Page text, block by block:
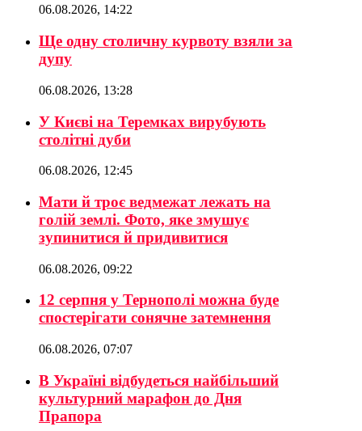
06.08.2026, 14:22
Ще одну столичну курвоту взяли за
дупу
06.08.2026, 13:28
У Києві на Теремках вирубують
столітні дуби
06.08.2026, 12:45
Мати й троє ведмежат лежать на
голій землі. Фото, яке змушує
зупинитися й придивитися
06.08.2026, 09:22
12 серпня у Тернополі можна буде
спостерігати сонячне затемнення
06.08.2026, 07:07
В Україні відбудеться найбільший
культурний марафон до Дня
Прапора